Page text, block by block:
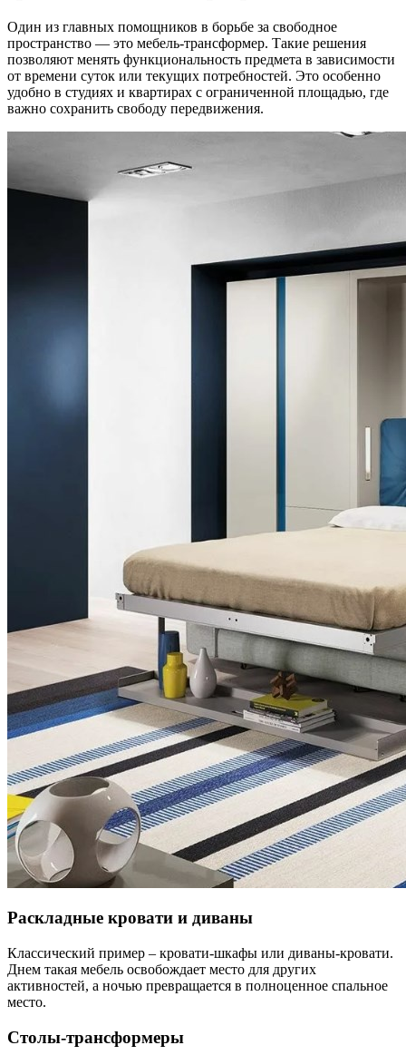
Один из главных помощников в борьбе за свободное
пространство — это мебель-трансформер. Такие решения
позволяют менять функциональность предмета в зависимости
от времени суток или текущих потребностей. Это особенно
удобно в студиях и квартирах с ограниченной площадью, где
важно сохранить свободу передвижения.
Раскладные кровати и диваны
Классический пример – кровати-шкафы или диваны-кровати.
Днем такая мебель освобождает место для других
активностей, а ночью превращается в полноценное спальное
место.
Столы-трансформеры